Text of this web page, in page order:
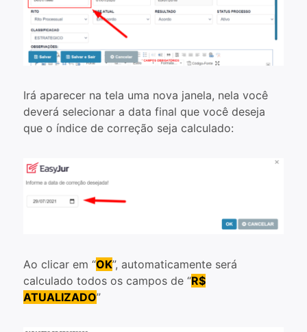
Irá aparecer na tela uma nova janela, nela você
deverá selecionar a data final que você deseja
que o índice de correção seja calculado:
Ao clicar em “OK”, automaticamente será
calculado todos os campos de “R$
ATUALIZADO”